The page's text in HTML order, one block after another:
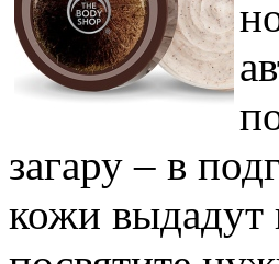
загару – в
кожи выдадут